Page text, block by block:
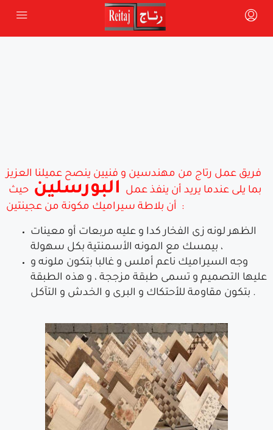
فريق عمل رتاج من مهندسين و فنيين ينصح عميلنا العزيز
بما يلى عندما يريد أن ينفذ عمل
البورسلين حيث
أن بلاطة سيراميك مكونة من عجينتين :
الظهر لونه زى الفخار كدا و عليه مربعات أو معينات
بيمسك مع المونه الأسمنتية بكل سهولة ،
وجه السيراميك ناعم أملس و غالبا بتكون ملونه و
عليها التصميم و تسمى طبقة مزججة ، و هذه الطبقة
بتكون مقاومة للأحتكاك و البرى و الخدش و التآكل .